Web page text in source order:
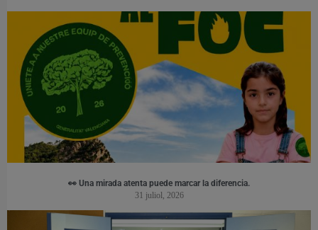
👀 Una mirada atenta puede marcar la diferencia.
31 juliol, 2026